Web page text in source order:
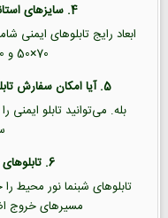
4. سایزهای استاندارد تابلوهای ایمنی چیست؟
70×50 و 100×70 سانتی‌متر است.
5. آیا امکان سفارش تابلو ایمنی در ابعاد سفارشی وجود دارد؟
بله. می‌توانید تابلو
6. تابلوهای شبنما چه کاربردی دارند؟
تابلوهای شبنما نور محیط
مسیرهای خروج